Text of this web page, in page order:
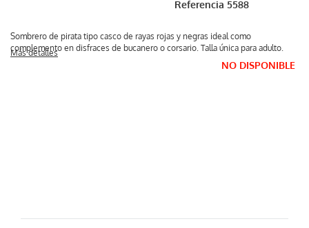
Referencia 5588
Sombrero de pirata tipo casco de rayas rojas y negras ideal como
complemento en disfraces de bucanero o corsario. Talla única para adulto.
Más detalles
NO DISPONIBLE